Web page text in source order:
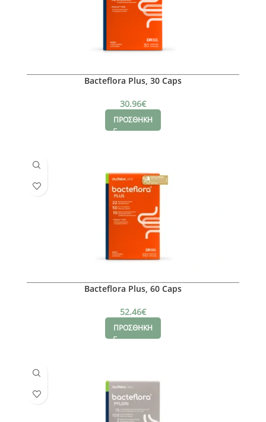
Bacteflora Plus, 30 Caps
30.96€
ΠΡΟΣΘΗΚΗ
Bacteflora Plus, 60 Caps
52.46€
ΠΡΟΣΘΗΚΗ